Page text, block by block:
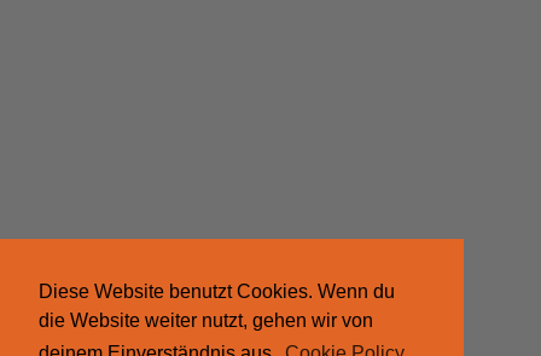
Diese Website benutzt Cookies. Wenn du
die Website weiter nutzt, gehen wir von